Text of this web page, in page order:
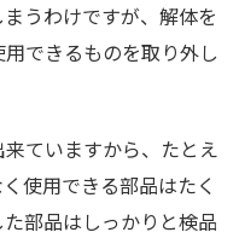
うわけですが、解体を
できるものを取り外し
ていますから、たとえ
使用できる部品はたく
部品はしっかりと検品